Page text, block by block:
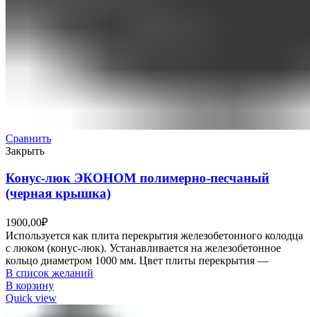
Сравнить
Закрыть
Конус-люк ЭКОНОМ полимерно-песчаный
(черная крышка)
1900,00₽
Используется как плита перекрытия железобетонного колодца
с люком (конус-люк). Устанавливается на железобетонное
кольцо диаметром 1000 мм. Цвет плиты перекрытия —
В список желаний
В корзину
Quick view